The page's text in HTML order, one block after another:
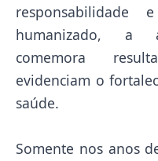
humanizado, a
comemora
evidenciam o
saúde.
Somente nos anos